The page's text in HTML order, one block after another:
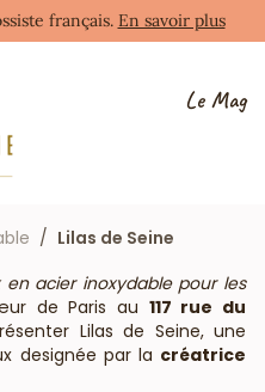
français. En savoir plus
Le Mag
Lilas de Seine
en acier inoxydable pour les
de Paris au 117 rue du
Lilas de Seine, une
designée par la créatrice